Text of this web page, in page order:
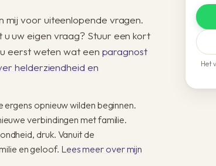
mij voor uiteenlopende vragen.
uw eigen vraag? Stuur een kort
eerst weten wat een paragnost
helderziendheid en
ergens opnieuw wilden beginnen.
verbindingen met familie.
druk. Vanuit de
en geloof. Lees meer over mijn
Het